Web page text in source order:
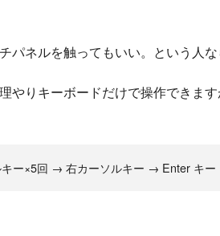
パネルを触ってもいい。という人
やりキーボードだけで操作できま
キー×5回 → 右カーソルキー → Enter キー